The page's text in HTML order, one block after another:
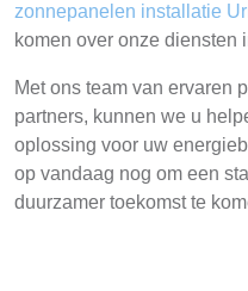
zonnepanelen installatie
komen over onze diensten
Met ons team van ervaren
partners, kunnen we u
oplossing voor uw
op vandaag nog om een
duurzamer toekomst te